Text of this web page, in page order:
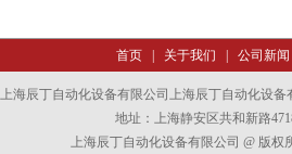
首页| 关于我们 公司新闻
上海辰丁自动化设备有限公司上海辰丁自动化设备
地址：上海静安区共和新路
上海辰丁自动化设备有限公司 @ 版权